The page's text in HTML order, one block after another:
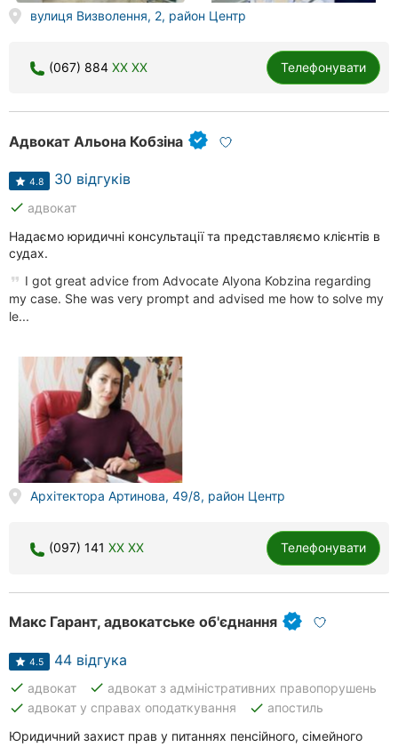
вулиця Визволення, 2, район Центр
(067) 884 XX XX Телефонувати
Адвокат Альона Кобзіна
4.8 30 відгуків
done адвокат
Надаємо юридичні консультації та представляємо клієнтів в
судах.
I got great advice from Advocate Alyona Kobzina regarding
my case. She was very prompt and advised me how to solve my
le...
Архітектора Артинова, 49/8, район Центр
(097) 141 XX XX Телефонувати
Макс Гарант, адвокатське об'єднання
4.5 44 відгука
done адвокат done адвокат з адміністративних правопорушень
done адвокат у справах оподаткування done апостиль
Юридичний захист прав у питаннях пенсійного, сімейного